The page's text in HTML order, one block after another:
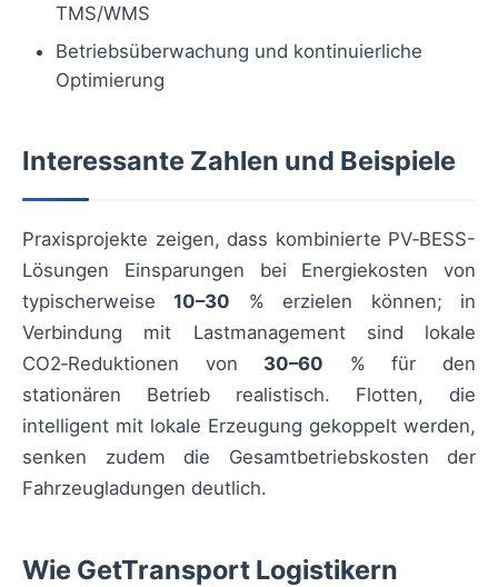
TMS/WMS
Betriebsüberwachung und kontinuierliche
Optimierung
Interessante Zahlen und Beispiele
Praxisprojekte zeigen, dass kombinierte PV‑BESS-
Lösungen Einsparungen bei Energiekosten von
typischerweise10–30 % erzielen können; in
Verbindung mit Lastmanagement sind lokale
CO2‑Reduktionen von 30–60 % für den
stationären Betrieb realistisch. Flotten, die
intelligent mit lokale Erzeugung gekoppelt werden,
senken zudem die Gesamtbetriebskosten der
Fahrzeugladungen deutlich.
Wie GetTransport Logistikern